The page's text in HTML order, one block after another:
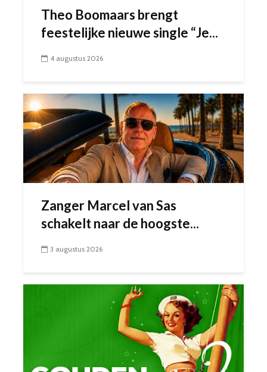
Theo Boomaars brengt
feestelijke nieuwe single “Je...
4 augustus 2026
Zanger Marcel van Sas
schakelt naar de hoogste...
3 augustus 2026